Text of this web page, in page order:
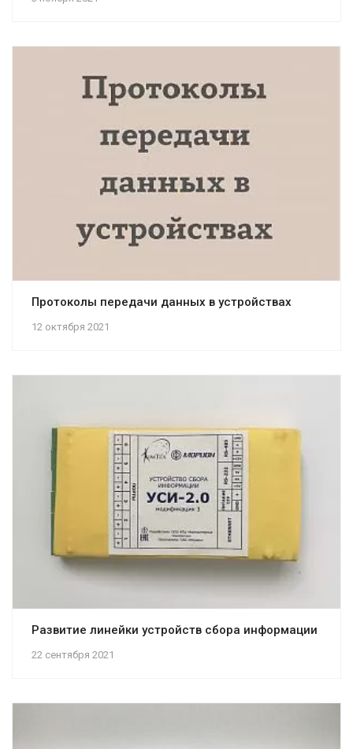
12 октября 2021
Протоколы передачи данных в устройствах
22 сентября 2021
Развитие линейки устройств сбора информации